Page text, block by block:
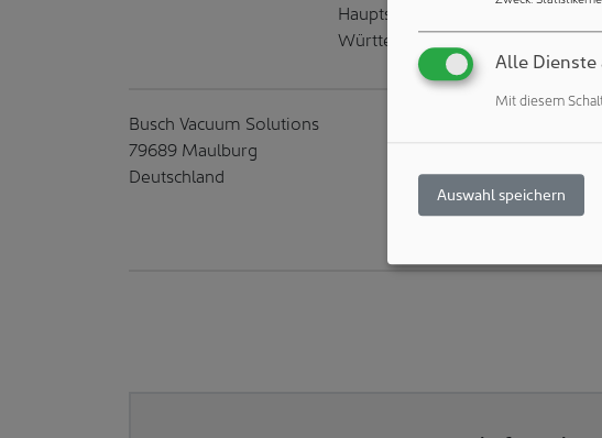
Hauptsitz und Produktionswerk
Württemberg.
Busch Vacuum Solutions
79689 Maulburg
Deutschland
Alle Dienste
Mit diesem
Auswahl speichern